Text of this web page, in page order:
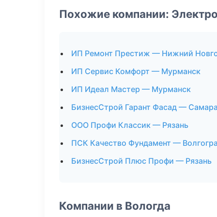
Похожие компании:
ИП Ремонт Престиж — Нижний
ИП Сервис Комфорт — Мурманск
ИП Идеал Мастер — Мурманск
БизнесСтрой Гарант Фасад — Самара
ООО Профи Классик — Рязань
ПСК Качество Фундамент —
БизнесСтрой Плюс Профи — Рязань
Компании в Вологда